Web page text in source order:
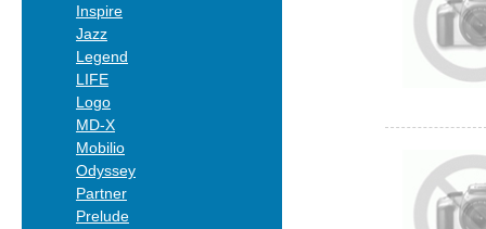
Inspire
Jazz
Legend
LIFE
Logo
MD-X
Mobilio
Odyssey
Partner
Prelude